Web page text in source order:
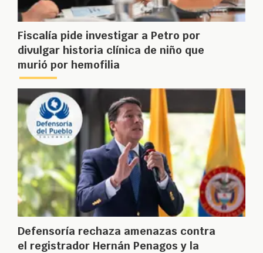
Fiscalía pide investigar a Petro por
divulgar historia clínica de niño que
murió por hemofilia
Defensoría rechaza amenazas contra
el registrador Hernán Penagos y la